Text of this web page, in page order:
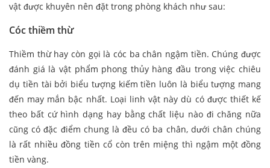
vật được khuyên nên đặt trong phòng khách như sau:
Cóc thiềm thừ
Thiềm thừ hay còn gọi là cóc ba chân ngậm tiền. Chúng được
đánh giá là vật phẩm phong thủy hàng đầu trong việc chiêu
dụ tiền tài bởi biểu tượng kiếm tiền luôn là biểu tượng mang
đến may mắn bậc nhất. Loại linh vật này dù có được thiết kế
theo bất cứ hình dạng hay bằng chất liệu nào đi chăng nữa
cũng có đặc điểm chung là đều có ba chân, dưới chân chúng
là rất nhiều đồng tiền cổ còn trên miệng thì ngậm một đồng
tiền vàng.